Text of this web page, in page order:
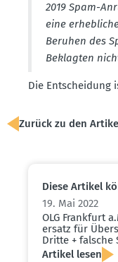
2019 Spam-
eine
Beruhen des
Beklagten
Die Entscheidung
Zurück zu den
Diese Artikel
19. Mai 2022
OLG Frankfurt
ersatz für
Dritte + falsche
Artikel lesen